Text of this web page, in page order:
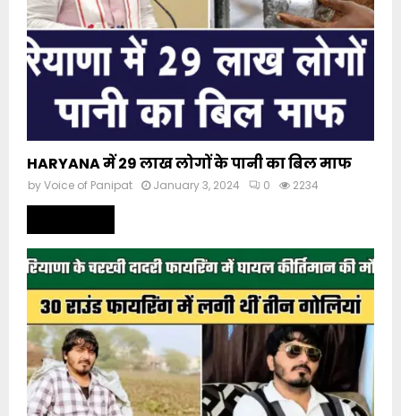
HARYANA में 29 लाख लोगों के पानी का बिल माफ
byVoice of Panipat January 3, 2024 0 2234